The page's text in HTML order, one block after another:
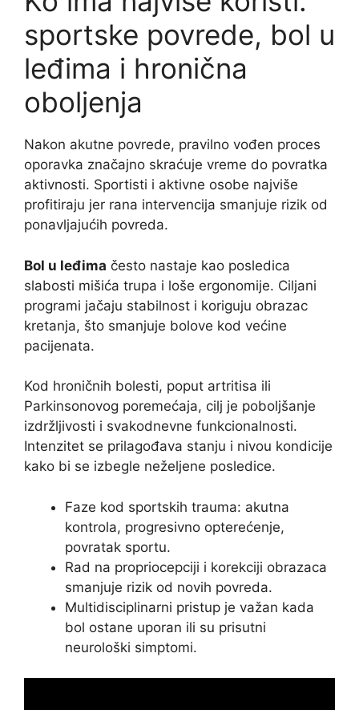
sportske povrede, bol u
leđima i hronična
oboljenja
Nakon akutne povrede, pravilno vođen proces
oporavka značajno skraćuje vreme do povratka
aktivnosti. Sportisti i aktivne osobe najviše
profitiraju jer rana intervencija smanjuje rizik od
ponavljajućih povreda.
Bol u leđima često nastaje kao posledica
slabosti mišića trupa i loše ergonomije. Ciljani
programi jačaju stabilnost i koriguju obrazac
kretanja, što smanjuje bolove kod većine
pacijenata.
Kod hroničnih bolesti, poput artritisa ili
Parkinsonovog poremećaja, cilj je poboljšanje
izdržljivosti i svakodnevne funkcionalnosti.
Intenzitet se prilagođava stanju i nivou kondicije
kako bi se izbegle neželjene posledice.
Faze kod sportskih trauma: akutna
kontrola, progresivno opterećenje,
povratak sportu.
Rad na propriocepciji i korekciji obrazaca
smanjuje rizik od novih povreda.
Multidisciplinarni pristup je važan kada
bol ostane uporan ili su prisutni
neurološki simptomi.